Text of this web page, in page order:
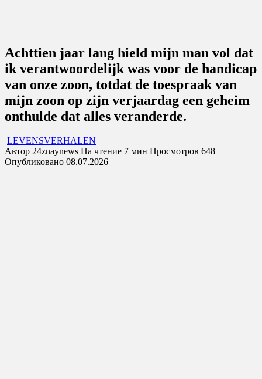
Achttien jaar lang hield mijn man vol dat
ik verantwoordelijk was voor de handicap
van onze zoon, totdat de toespraak van
mijn zoon op zijn verjaardag een geheim
onthulde dat alles veranderde.
LEVENSVERHALEN
Автор 24znaynews На чтение 7 мин Просмотров 648
Опубликовано 08.07.2026